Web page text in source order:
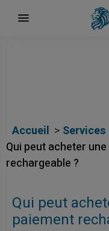
Accueil
Services
Qui peut acheter
rechargeable ?
Qui peut
paiement